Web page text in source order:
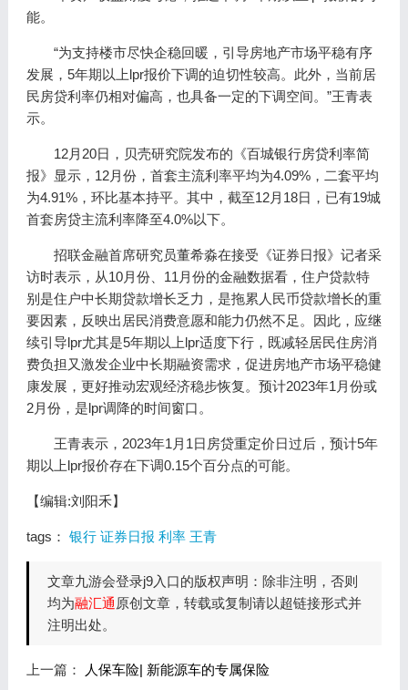
能。
“为支持楼市尽快企稳回暖，引导房地产市场平稳有序
发展，5年期以上lpr报价下调的迫切性较高。此外，当前居
民房贷利率仍相对偏高，也具备一定的下调空间。”王青表
示。
12月20日，贝壳研究院发布的《百城银行房贷利率简
报》显示，12月份，首套主流利率平均为4.09%，二套平均
为4.91%，环比基本持平。其中，截至12月18日，已有19城
首套房贷主流利率降至4.0%以下。
招联金融首席研究员董希淼在接受《证券日报》记者采
访时表示，从10月份、11月份的金融数据看，住户贷款特
别是住户中长期贷款增长乏力，是拖累人民币贷款增长的重
要因素，反映出居民消费意愿和能力仍然不足。因此，应继
续引导lpr尤其是5年期以上lpr适度下行，既减轻居民住房消
费负担又激发企业中长期融资需求，促进房地产市场平稳健
康发展，更好推动宏观经济稳步恢复。预计2023年1月份或
2月份，是lpr调降的时间窗口。
王青表示，2023年1月1日房贷重定价日过后，预计5年
期以上lpr报价存在下调0.15个百分点的可能。
【编辑:刘阳禾】
tags： 银行 证券日报 利率 王青
文章九游会登录j9入口的版权声明：除非注明，否则
均为融汇通 原创文章，转载或复制请以超链接形式并
注明出处。
上一篇： 人保车险| 新能源车的专属保险